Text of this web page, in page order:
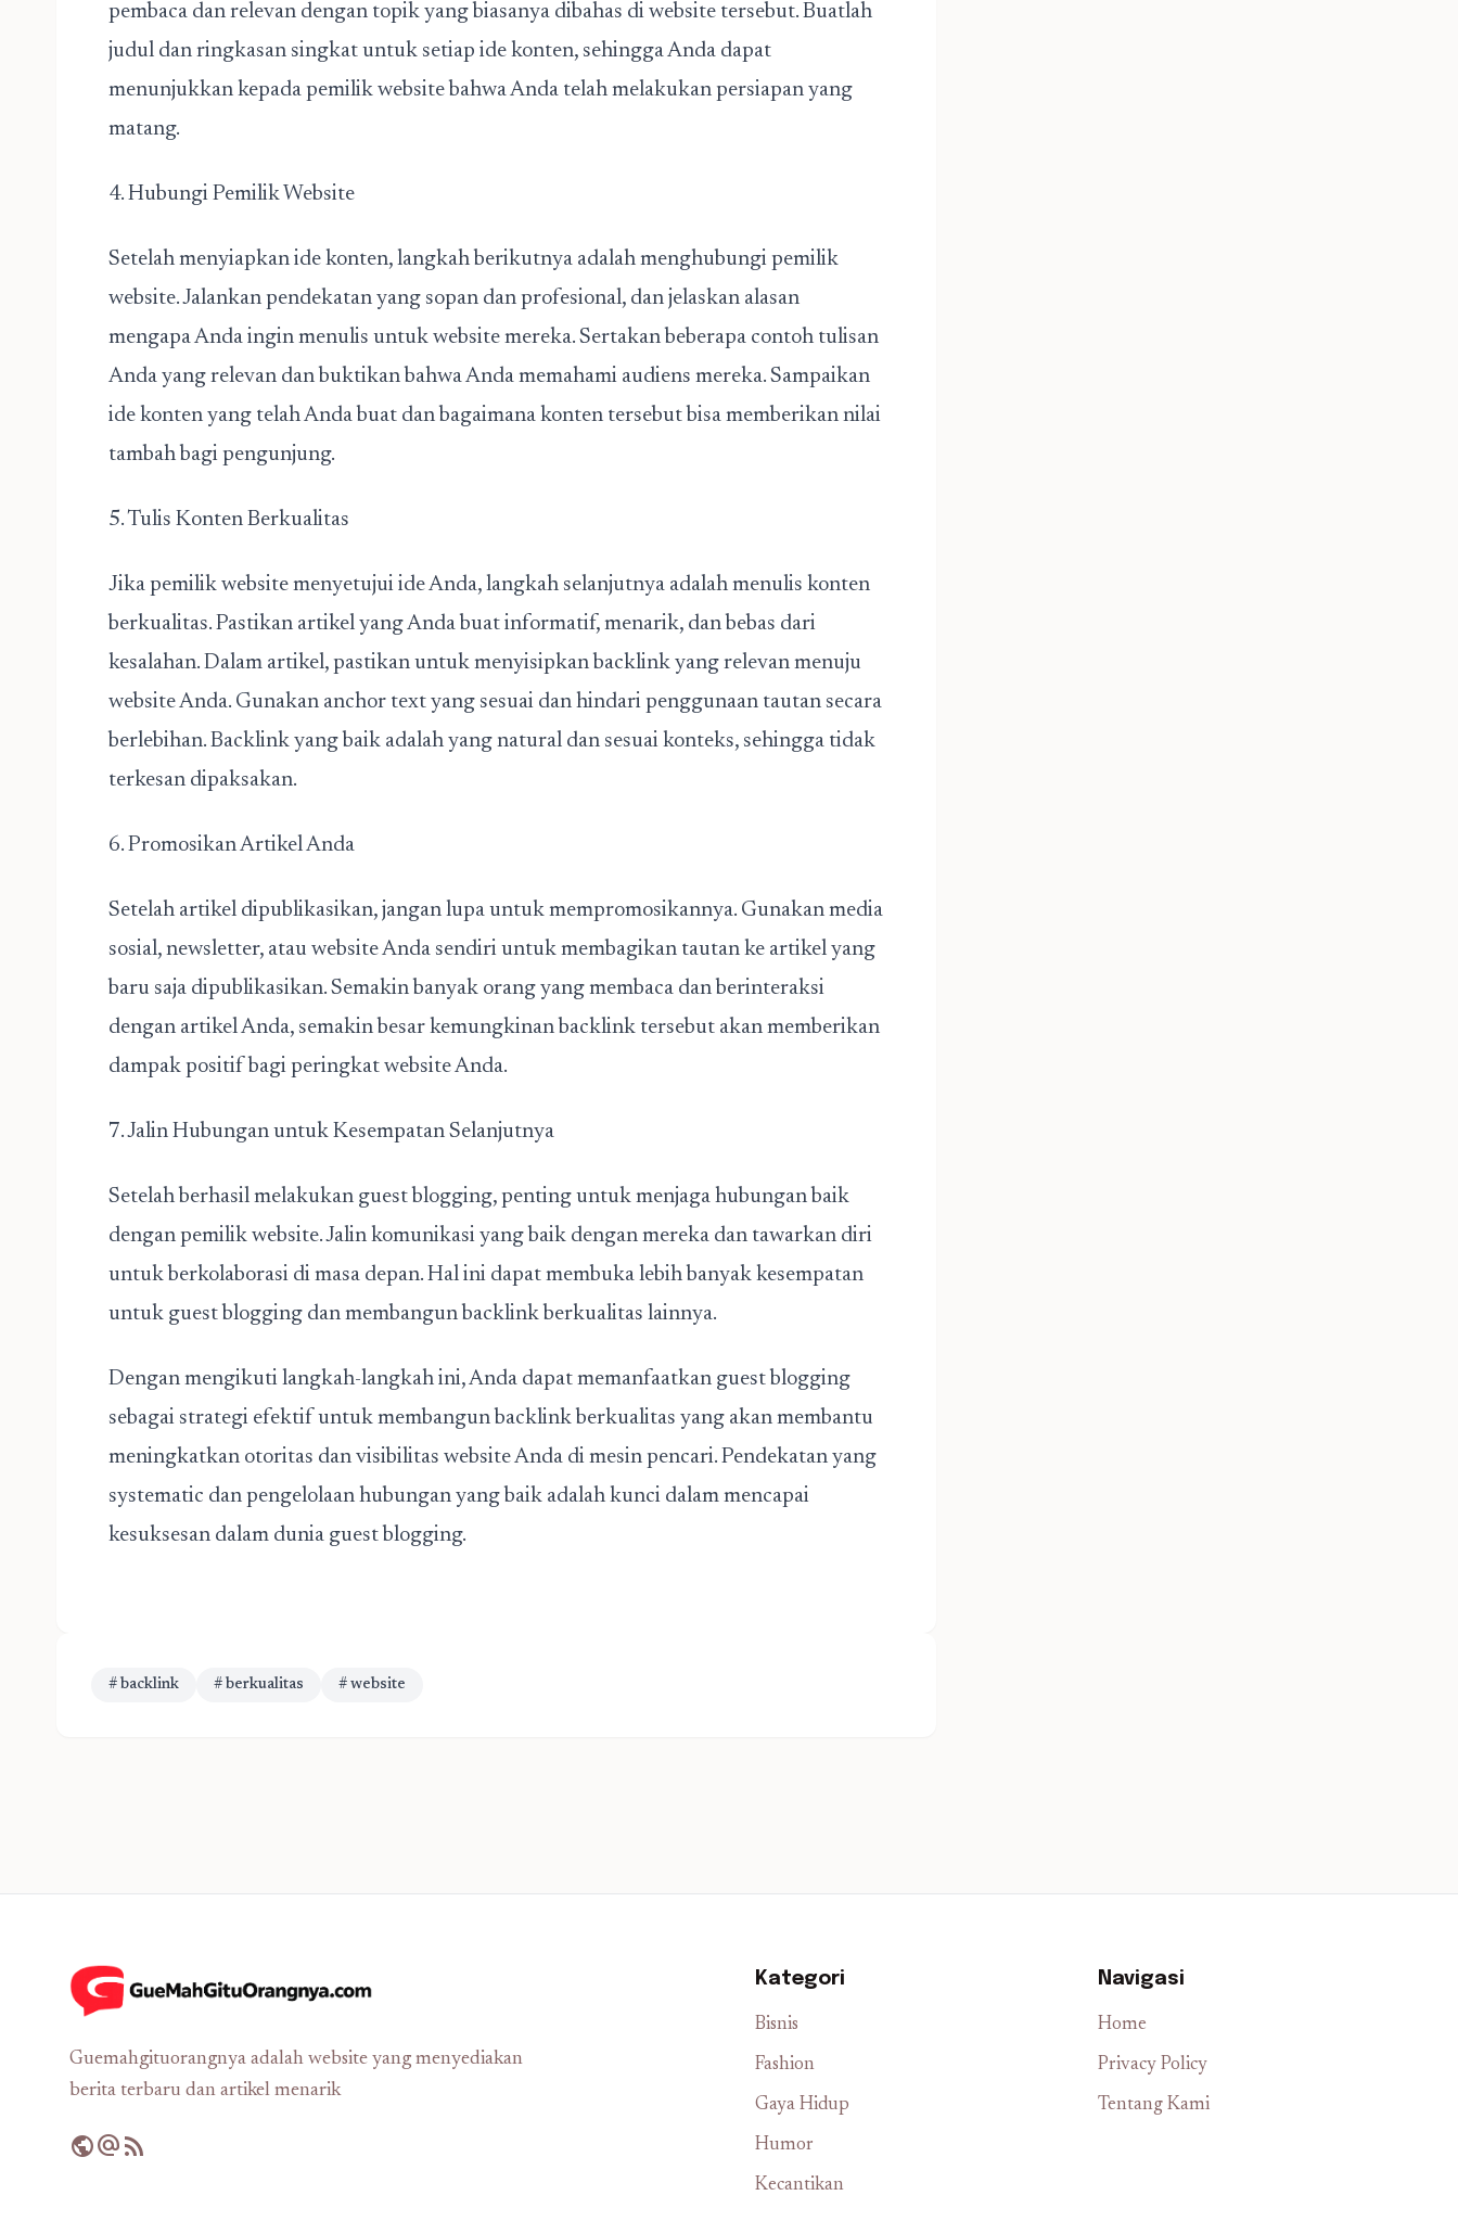
pembaca dan relevan dengan topik yang biasanya dibahas di website tersebut. Buatlah
judul dan ringkasan singkat untuk setiap ide konten, sehingga Anda dapat
menunjukkan kepada pemilik website bahwa Anda telah melakukan persiapan yang
matang.
4. Hubungi Pemilik Website
Setelah menyiapkan ide konten, langkah berikutnya adalah menghubungi pemilik
website. Jalankan pendekatan yang sopan dan profesional, dan jelaskan alasan
mengapa Anda ingin menulis untuk website mereka. Sertakan beberapa contoh tulisan
Anda yang relevan dan buktikan bahwa Anda memahami audiens mereka. Sampaikan
ide konten yang telah Anda buat dan bagaimana konten tersebut bisa memberikan nilai
tambah bagi pengunjung.
5. Tulis Konten Berkualitas
Jika pemilik website menyetujui ide Anda, langkah selanjutnya adalah menulis konten
berkualitas. Pastikan artikel yang Anda buat informatif, menarik, dan bebas dari
kesalahan. Dalam artikel, pastikan untuk menyisipkan backlink yang relevan menuju
website Anda. Gunakan anchor text yang sesuai dan hindari penggunaan tautan secara
berlebihan. Backlink yang baik adalah yang natural dan sesuai konteks, sehingga tidak
terkesan dipaksakan.
6. Promosikan Artikel Anda
Setelah artikel dipublikasikan, jangan lupa untuk mempromosikannya. Gunakan media
sosial, newsletter, atau website Anda sendiri untuk membagikan tautan ke artikel yang
baru saja dipublikasikan. Semakin banyak orang yang membaca dan berinteraksi
dengan artikel Anda, semakin besar kemungkinan backlink tersebut akan memberikan
dampak positif bagi peringkat website Anda.
7. Jalin Hubungan untuk Kesempatan Selanjutnya
Setelah berhasil melakukan guest blogging, penting untuk menjaga hubungan baik
dengan pemilik website. Jalin komunikasi yang baik dengan mereka dan tawarkan diri
untuk berkolaborasi di masa depan. Hal ini dapat membuka lebih banyak kesempatan
untuk guest blogging dan membangun backlink berkualitas lainnya.
Dengan mengikuti langkah-langkah ini, Anda dapat memanfaatkan guest blogging
sebagai strategi efektif untuk membangun backlink berkualitas yang akan membantu
meningkatkan otoritas dan visibilitas website Anda di mesin pencari. Pendekatan yang
systematic dan pengelolaan hubungan yang baik adalah kunci dalam mencapai
kesuksesan dalam dunia guest blogging.
# backlink # berkualitas # website
Guemahgituorangnya adalah website yang menyediakan
berita terbaru dan artikel menarik
publicalternate_emailrss_feed
Kategori
Bisnis
Fashion
Gaya Hidup
Humor
Kecantikan
Navigasi
Home
Privacy Policy
Tentang Kami